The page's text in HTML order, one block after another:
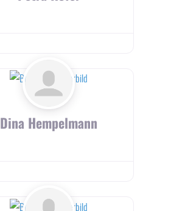
Dina Hempelmann